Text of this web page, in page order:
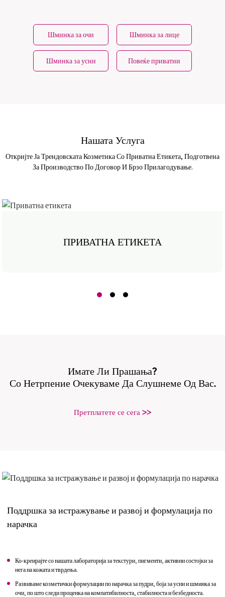
Шминка за очи Шминка за лице
Шминка за усни Повеќе приватни
Нашата Услуга
Откријте Ја Трендовската Козметика Со Приватна Етикета, Подготвена
За Производство По Договор И Брзо Прилагодување.
ПРИВАТНА ЕТИКЕТА
Имате Ли Прашања?
Со Нетрпение Очекуваме Да Слушнеме Од Вас.
Претплатете се сега >>
Поддршка за истражување и развој и формулација по
нарачка
Ко-креирајте со нашата лабораторија за текстури, пигменти, активни состојки за
нега на кожата и тврдења.
Развиваме козметички формулации по нарачка за пудри, боја за усни и шминка за
очи, по што следи проценка на компатибилноста, стабилноста и безбедноста.